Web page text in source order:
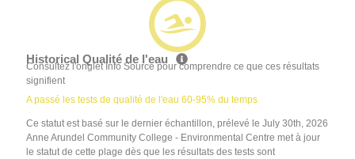
Historical Qualité de l'eau
Consultez l'onglet Info Source pour comprendre ce que ces résultats
signifient
A passé les tests de qualité de l'eau 60-95% du temps
Ce statut est basé sur le dernier échantillon, prélevé le July 30th, 2026
Anne Arundel Community College - Environmental Centre met à jour
le statut de cette plage dès que les résultats des tests sont